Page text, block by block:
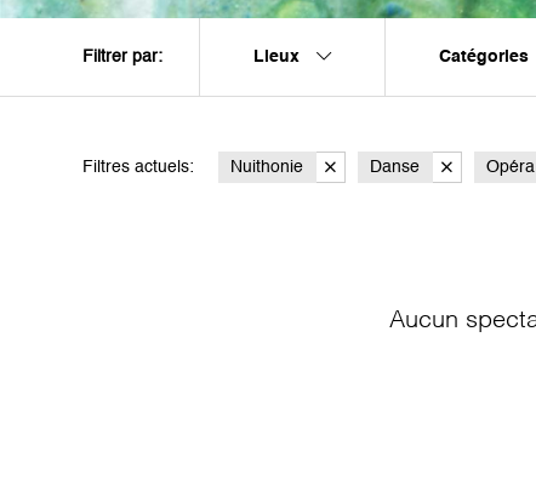
Filtrer par: Lieux Catégories
Filtres actuels: Nuithonie Danse Opéra
Aucun